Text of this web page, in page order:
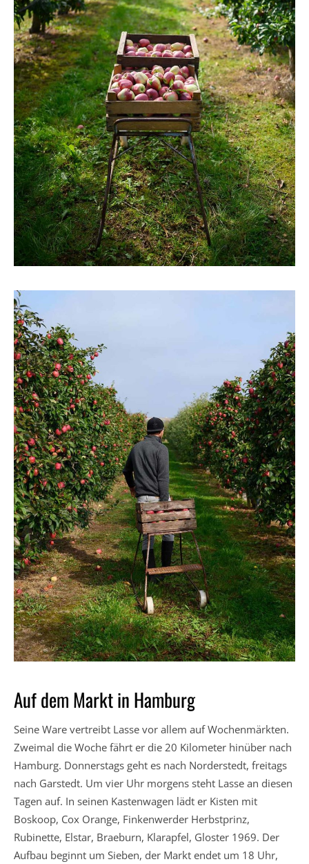
Auf dem Markt in Hamburg
Seine Ware vertreibt Lasse vor allem auf Wochenmärkten.
Zweimal die Woche fährt er die 20 Kilometer hinüber nach
Hamburg. Donnerstags geht es nach Norderstedt, freitags
nach Garstedt. Um vier Uhr morgens steht Lasse an diesen
Tagen auf. In seinen Kastenwagen lädt er Kisten mit
Boskoop, Cox Orange, Finkenwerder Herbstprinz,
Rubinette, Elstar, Braeburn, Klarapfel, Gloster 1969. Der
Aufbau beginnt um Sieben, der Markt endet um 18 Uhr,